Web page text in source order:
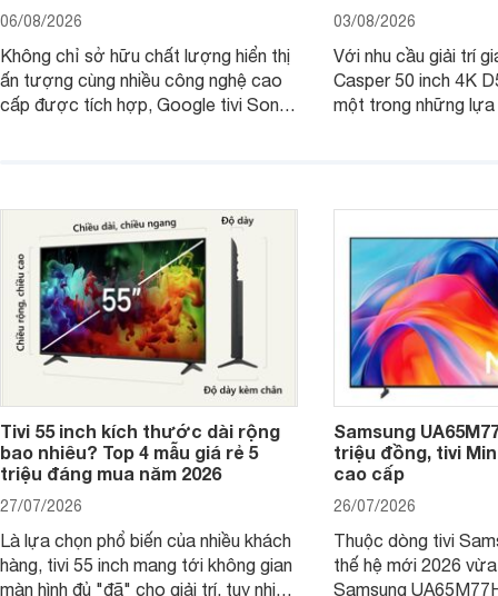
06/08/2026
Không chỉ sở hữu chất lượng hiển thị
ấn tượng cùng nhiều công nghệ cao
cấp được tích hợp, Google tivi Sony
03/08/2026
Với nhu cầu giải trí
Casper 50 inch 4K
một trong những lựa
Tivi 55 inch kích thước dài rộng
bao nhiêu? Top 4 mẫu giá rẻ 5
triệu đáng mua năm 2026
27/07/2026
Là lựa chọn phổ biến của nhiều khách
hàng, tivi 55 inch mang tới không gian
màn hình đủ "đã" cho giải trí, tuy nhiên
Samsung
triệu đồng, tivi
cao cấp
26/07/2026
Thuộc dòng tivi
thế hệ mới 2026
Samsung